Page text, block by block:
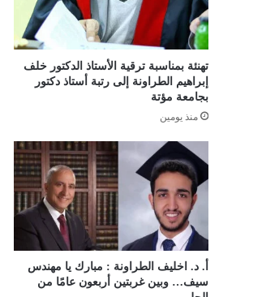
تهنئة بمناسبة ترقية الأستاذ الدكتور خلف
إبراهيم الطراونة إلى رتبة أستاذ دكتور
بجامعة مؤتة
منذ يومين
أ. د. اخليف الطراونة : مبارك يا مهندس
سيف… وبين غربتين أربعون عامًا من